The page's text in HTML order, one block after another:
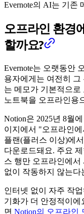
Evernote의 AI는 기존
오프라인 환경
할까요?
Evernote는 오랫동안
용자에게는 여전히 그
는 메모가 기본적으로
노트북을 오프라인용
Notion은 2025년 8월
이지에서 "오프라인
플랜(플러스 이상)에
다운로드돼요. 주요
스 행만 오프라인에서
없이 작동하지 않는다
인터넷 없이 자주 작
기화가 더 안정적이
면 Notion의 오프라인